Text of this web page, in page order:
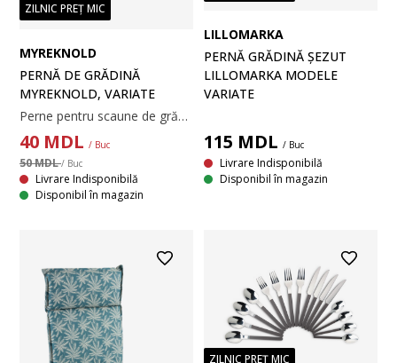
ZILNIC PREȚ MIC
MYREKNOLD
PERNĂ DE GRĂDINĂ
MYREKNOLD, VARIATE
Perne pentru scaune de grădină. Umplutură din spumă poliuretanică (100% reciclată). 38 x 38 x 8 cm.
40 MDL / Buc
50 MDL/ Buc
Livrare Indisponibilă
Disponibil în magazin
LILLOMARKA
PERNĂ GRĂDINĂ ȘEZUT
LILLOMARKA MODELE
VARIATE
115 MDL / Buc
Livrare Indisponibilă
Disponibil în magazin
ZILNIC PREȚ MIC